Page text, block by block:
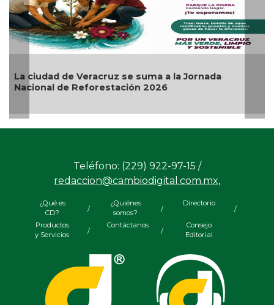
a la Jornada
2026
Invita Ayuntamiento de
Artes “Escena Viva”
Teléfono: (229) 922-97-15 /
redaccion@cambiodigital.com.mx,
¿Qué es
CD?
/
¿Quiénes
somos?
/
Directorio
/
Productos
y Servicios
/
Contáctanos
/
Consejo
Editorial